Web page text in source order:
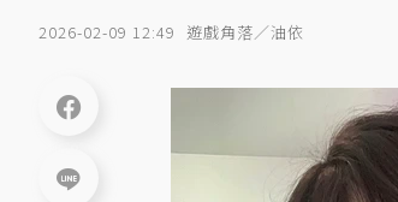
2026-02-09 12:49 遊戲角落／油依